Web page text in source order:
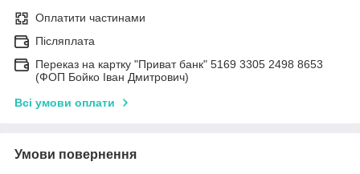
Оплатити частинами
Післяплата
Переказ на картку "Приват банк" 5169 3305 2498 8653
(ФОП Бойко Іван Дмитрович)
Всі умови оплати
Умови повернення